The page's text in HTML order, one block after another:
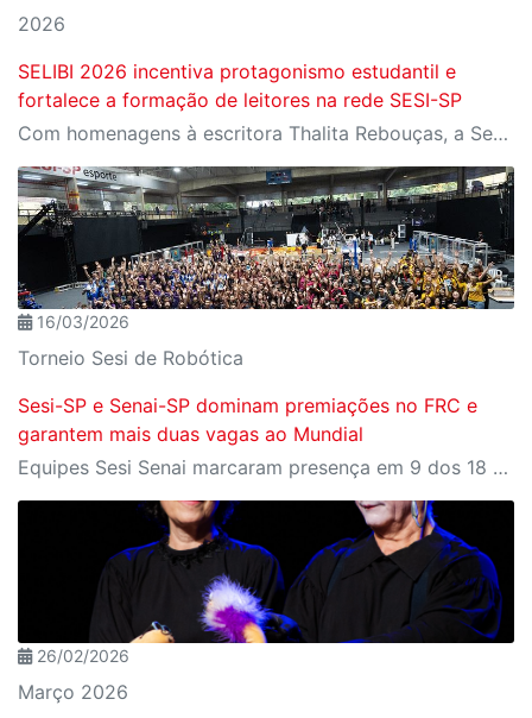
2026
SELIBI 2026 incentiva protagonismo estudantil e
fortalece a formação de leitores na rede SESI-SP
Com homenagens à escritora Thalita Rebouças, a Semana do Livro e da Biblioteca promove criatividade, produção autoral e diferentes formas de expressão entre estudantes da Educação Infantil à EJA
16/03/2026
Torneio Sesi de Robótica
Sesi-SP e Senai-SP dominam premiações no FRC e
garantem mais duas vagas ao Mundial
Equipes Sesi Senai marcaram presença em 9 dos 18 prêmios técnicos da competição, que ainda deu à Octopus (Bauru) e à Stardust (Limeira) vagas para o Mundial nos Estados Unidos
26/02/2026
Março 2026